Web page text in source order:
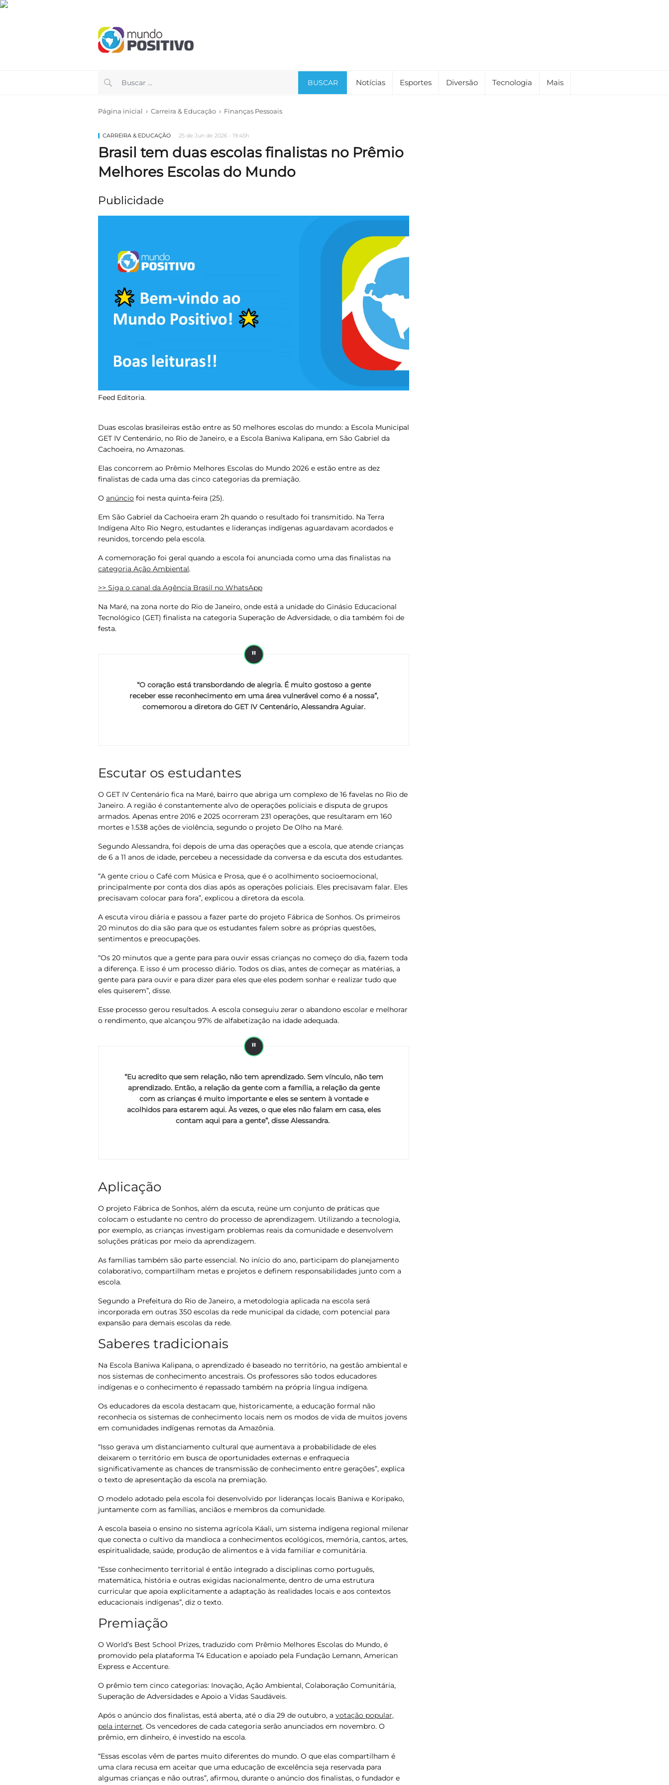
BUSCAR Notícias Esportes Diversão Tecnologia Mais
Página inicial › Carreira & Educação › Finanças Pessoais
CARREIRA & EDUCAÇÃO 25 de Jun de 2026 - 19:45h
Brasil tem duas escolas finalistas no Prêmio
Melhores Escolas do Mundo
Publicidade
Feed Editoria.
Duas escolas brasileiras estão entre as 50 melhores escolas do mundo: a Escola Municipal
GET IV Centenário, no Rio de Janeiro, e a Escola Baniwa Kalipana, em São Gabriel da
Cachoeira, no Amazonas.
Elas concorrem ao Prêmio Melhores Escolas do Mundo 2026 e estão entre as dez
finalistas de cada uma das cinco categorias da premiação.
O anúncio foi nesta quinta-feira (25).
Em São Gabriel da Cachoeira eram 2h quando o resultado foi transmitido. Na Terra
Indígena Alto Rio Negro, estudantes e lideranças indígenas aguardavam acordados e
reunidos, torcendo pela escola.
A comemoração foi geral quando a escola foi anunciada como uma das finalistas na
categoria Ação Ambiental.
>> Siga o canal da Agência Brasil no WhatsApp
Na Maré, na zona norte do Rio de Janeiro, onde está a unidade do Ginásio Educacional
Tecnológico (GET) finalista na categoria Superação de Adversidade, o dia também foi de
festa.
“O coração está transbordando de alegria. É muito gostoso a gente
receber esse reconhecimento em uma área vulnerável como é a nossa”,
comemorou a diretora do GET IV Centenário, Alessandra Aguiar.
Escutar os estudantes
O GET IV Centenário fica na Maré, bairro que abriga um complexo de 16 favelas no Rio de
Janeiro. A região é constantemente alvo de operações policiais e disputa de grupos
armados. Apenas entre 2016 e 2025 ocorreram 231 operações, que resultaram em 160
mortes e 1.538 ações de violência, segundo o projeto De Olho na Maré.
Segundo Alessandra, foi depois de uma das operações que a escola, que atende crianças
de 6 a 11 anos de idade, percebeu a necessidade da conversa e da escuta dos estudantes.
“A gente criou o Café com Música e Prosa, que é o acolhimento socioemocional,
principalmente por conta dos dias após as operações policiais. Eles precisavam falar. Eles
precisavam colocar para fora”, explicou a diretora da escola.
A escuta virou diária e passou a fazer parte do projeto Fábrica de Sonhos. Os primeiros
20 minutos do dia são para que os estudantes falem sobre as próprias questões,
sentimentos e preocupações.
“Os 20 minutos que a gente para para ouvir essas crianças no começo do dia, fazem toda
a diferença. E isso é um processo diário. Todos os dias, antes de começar as matérias, a
gente para para ouvir e para dizer para eles que eles podem sonhar e realizar tudo que
eles quiserem”, disse.
Esse processo gerou resultados. A escola conseguiu zerar o abandono escolar e melhorar
o rendimento, que alcançou 97% de alfabetização na idade adequada.
“Eu acredito que sem relação, não tem aprendizado. Sem vínculo, não tem
aprendizado. Então, a relação da gente com a família, a relação da gente
com as crianças é muito importante e eles se sentem à vontade e
acolhidos para estarem aqui. Às vezes, o que eles não falam em casa, eles
contam aqui para a gente”, disse Alessandra.
Aplicação
O projeto Fábrica de Sonhos, além da escuta, reúne um conjunto de práticas que
colocam o estudante no centro do processo de aprendizagem. Utilizando a tecnologia,
por exemplo, as crianças investigam problemas reais da comunidade e desenvolvem
soluções práticas por meio da aprendizagem.
As famílias também são parte essencial. No início do ano, participam do planejamento
colaborativo, compartilham metas e projetos e definem responsabilidades junto com a
escola.
Segundo a Prefeitura do Rio de Janeiro, a metodologia aplicada na escola será
incorporada em outras 350 escolas da rede municipal da cidade, com potencial para
expansão para demais escolas da rede.
Saberes tradicionais
Na Escola Baniwa Kalipana, o aprendizado é baseado no território, na gestão ambiental e
nos sistemas de conhecimento ancestrais. Os professores são todos educadores
indígenas e o conhecimento é repassado também na própria língua indígena.
Os educadores da escola destacam que, historicamente, a educação formal não
reconhecia os sistemas de conhecimento locais nem os modos de vida de muitos jovens
em comunidades indígenas remotas da Amazônia.
“Isso gerava um distanciamento cultural que aumentava a probabilidade de eles
deixarem o território em busca de oportunidades externas e enfraquecia
significativamente as chances de transmissão de conhecimento entre gerações”, explica
o texto de apresentação da escola na premiação.
O modelo adotado pela escola foi desenvolvido por lideranças locais Baniwa e Koripako,
juntamente com as famílias, anciãos e membros da comunidade.
A escola baseia o ensino no sistema agrícola Káali, um sistema indígena regional milenar
que conecta o cultivo da mandioca a conhecimentos ecológicos, memória, cantos, artes,
espiritualidade, saúde, produção de alimentos e à vida familiar e comunitária.
“Esse conhecimento territorial é então integrado a disciplinas como português,
matemática, história e outras exigidas nacionalmente, dentro de uma estrutura
curricular que apoia explicitamente a adaptação às realidades locais e aos contextos
educacionais indígenas”, diz o texto.
Premiação
O World’s Best School Prizes, traduzido com Prêmio Melhores Escolas do Mundo, é
promovido pela plataforma T4 Education e apoiado pela Fundação Lemann, American
Express e Accenture.
O prêmio tem cinco categorias: Inovação, Ação Ambiental, Colaboração Comunitária,
Superação de Adversidades e Apoio a Vidas Saudáveis.
Após o anúncio dos finalistas, está aberta, até o dia 29 de outubro, a votação popular,
pela internet. Os vencedores de cada categoria serão anunciados em novembro. O
prêmio, em dinheiro, é investido na escola.
“Essas escolas vêm de partes muito diferentes do mundo. O que elas compartilham é
uma clara recusa em aceitar que uma educação de excelência seja reservada para
algumas crianças e não outras”, afirmou, durante o anúncio dos finalistas, o fundador e